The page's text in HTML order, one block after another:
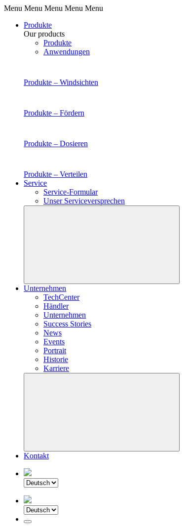
Menu Menu Menu Menu Menu
Produkte
Our products
Produkte
Anwendungen
Produkte – Windsichten
Produkte – Fördern
Produkte – Dosieren
Produkte – Verteilen
Service
Service-Formular
Unser Serviceversprechen
Unternehmen
TechCenter
Händler
Unternehmen
Success Stories
News
Events
Portrait
Historie
Karriere
Kontakt